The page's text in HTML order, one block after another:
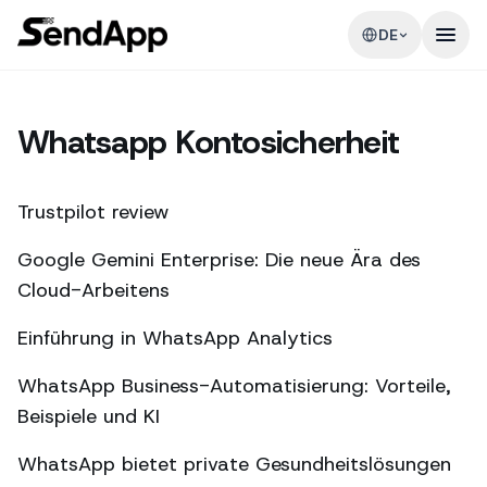
DE
Whatsapp Kontosicherheit
Trustpilot review
Google Gemini Enterprise: Die neue Ära des
Cloud-Arbeitens
Einführung in WhatsApp Analytics
WhatsApp Business-Automatisierung: Vorteile,
Beispiele und KI
WhatsApp bietet private Gesundheitslösungen